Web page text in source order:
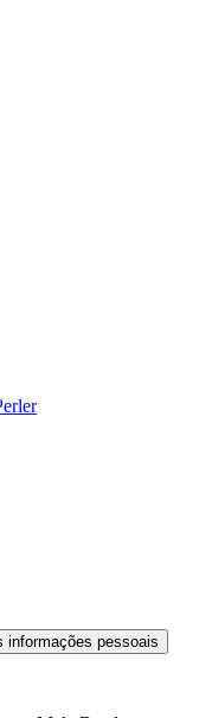
informações pessoais